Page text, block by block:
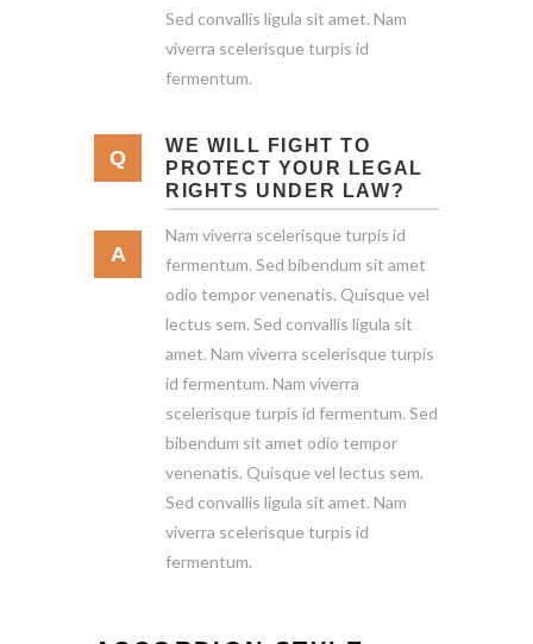
Sed convallis ligula sit amet. Nam
viverra scelerisque turpis id
fermentum.
WE WILL FIGHT TO
PROTECT YOUR LEGAL
RIGHTS UNDER LAW?
Nam viverra scelerisque turpis id
fermentum. Sed bibendum sit amet
odio tempor venenatis. Quisque vel
lectus sem. Sed convallis ligula sit
amet. Nam viverra scelerisque turpis
id fermentum. Nam viverra
scelerisque turpis id fermentum. Sed
bibendum sit amet odio tempor
venenatis. Quisque vel lectus sem.
Sed convallis ligula sit amet. Nam
viverra scelerisque turpis id
fermentum.